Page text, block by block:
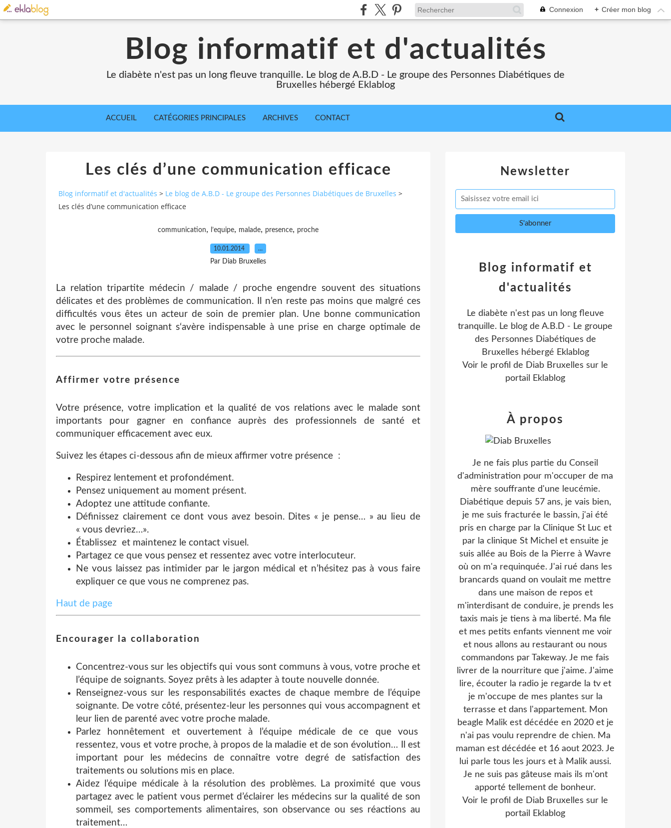
Connexion + Créer mon blog
Blog informatif et d'actualités
Le diabète n'est pas un long fleuve tranquille. Le blog de A.B.D - Le groupe des Personnes Diabétiques de
Bruxelles hébergé Eklablog
ACCUEIL CATÉGORIES PRINCIPALES ARCHIVES CONTACT
Les clés d’une communication efficace
Blog informatif et d'actualités > Le blog de A.B.D - Le groupe des Personnes Diabétiques de Bruxelles >
Les clés d’une communication efficace
communication, l’equipe, malade, presence, proche
10.01.2014 …
Par Diab Bruxelles
La relation tripartite médecin / malade / proche engendre souvent des situations
délicates et des problèmes de communication. Il n’en reste pas moins que malgré ces
difficultés vous êtes un acteur de soin de premier plan. Une bonne communication
avec le personnel soignant s‘avère indispensable à une prise en charge optimale de
votre proche malade.
Affirmer votre présence
Votre présence, votre implication et la qualité de vos relations avec le malade sont
importants pour gagner en confiance auprès des professionnels de santé et
communiquer efficacement avec eux.
Suivez les étapes ci-dessous afin de mieux affirmer votre présence :
Respirez lentement et profondément.
Pensez uniquement au moment présent.
Adoptez une attitude confiante.
Définissez clairement ce dont vous avez besoin. Dites « je pense… » au lieu de
« vous devriez…».
Établissez et maintenez le contact visuel.
Partagez ce que vous pensez et ressentez avec votre interlocuteur.
Ne vous laissez pas intimider par le jargon médical et n’hésitez pas à vous faire
expliquer ce que vous ne comprenez pas.
Haut de page
Encourager la collaboration
Concentrez-vous sur les objectifs qui vous sont communs à vous, votre proche et
l’équipe de soignants. Soyez prêts à les adapter à toute nouvelle donnée.
Renseignez-vous sur les responsabilités exactes de chaque membre de l’équipe
soignante. De votre côté, présentez-leur les personnes qui vous accompagnent et
leur lien de parenté avec votre proche malade.
Parlez honnêtement et ouvertement à l’équipe médicale de ce que vous
ressentez, vous et votre proche, à propos de la maladie et de son évolution… Il est
important pour les médecins de connaître votre degré de satisfaction des
traitements ou solutions mis en place.
Aidez l’équipe médicale à la résolution des problèmes. La proximité que vous
partagez avec le patient vous permet d’éclairer les médecins sur la qualité de son
sommeil, ses comportements alimentaires, son observance ou ses réactions au
traitement…
Newsletter
Blog informatif et
d'actualités
Le diabète n'est pas un long fleuve
tranquille. Le blog de A.B.D - Le groupe
des Personnes Diabétiques de
Bruxelles hébergé Eklablog
Voir le profil de Diab Bruxelles sur le
portail Eklablog
À propos
Je ne fais plus partie du Conseil
d'administration pour m'occuper de ma
mère souffrante d'une leucémie.
Diabétique depuis 57 ans, je vais bien,
je me suis fracturée le bassin, j'ai été
pris en charge par la Clinique St Luc et
par la clinique St Michel et ensuite je
suis allée au Bois de la Pierre à Wavre
où on m'a requinquée. J'ai rué dans les
brancards quand on voulait me mettre
dans une maison de repos et
m'interdisant de conduire, je prends les
taxis mais je tiens à ma liberté. Ma file
et mes petits enfants viennent me voir
et nous allons au restaurant ou nous
commandons par Takeway. Je me fais
livrer de la nourriture que j'aime. J'aime
lire, écouter la radio je regarde la tv et
je m'occupe de mes plantes sur la
terrasse et dans l'appartement. Mon
beagle Malik est décédée en 2020 et je
n'ai pas voulu reprendre de chien. Ma
maman est décédée et 16 aout 2023. Je
lui parle tous les jours et à Malik aussi.
Je ne suis pas gâteuse mais ils m'ont
apporté tellement de bonheur.
Voir le profil de Diab Bruxelles sur le
portail Eklablog